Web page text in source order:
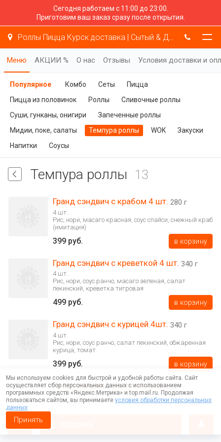
Сегодня работаем с 11:00 до 23:00.
Приготовим ваш заказ сразу после открытия.
Роллы Пицца Курск доставка | Сытый & Добрый
Меню АКЦИИ % О нас Отзывы Условия доставки и
Популярное Комбо Сеты
Пицца
Пицца из половинок
Роллы
Сливочные роллы
Суши, гунканы, онигири
Запеченные роллы
Мидии, поке, салаты
Темпура роллы WOK
Закуски
Напитки
Соусы
Темпура роллы 13
Гранд сэндвич с крабом 4 шт. 280 г
4 шт.
Рис, нори, масаго красная, соус спайси, снежный краб
(имитация)
399 руб. в корзину
Гранд сэндвич с креветкой 4 шт. 340 г
4 шт.
Рис, нори, соус ранчо, масаго зеленая, салат
пекинский, креветка тигровая
499 руб. в корзину
Гранд сэндвич с курицей 4шт. 340 г
4 шт.
Рис, нори, соус ранчо, салат пекинский, обжаренная
курица, томат
399 руб. в корзину
Гранд сэндвич с окунем 4 шт. 320 г
4 шт.
Рис, нори, масаго красная, соус сырный, японский
Мы используем cookies для быстрой и удобной работы сайта. Сайт
осуществляет сбор персональных данных с использованием
программных средств «Яндекс.Метрика» и top.mail.ru. Продолжая
пользоваться сайтом, вы принимаете условия обработки персональных
данных
Принять